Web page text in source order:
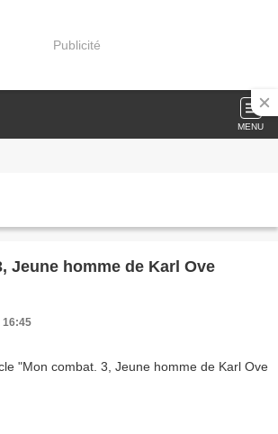
Publicité
MENU
Jeune homme de Karl Ove
16:45